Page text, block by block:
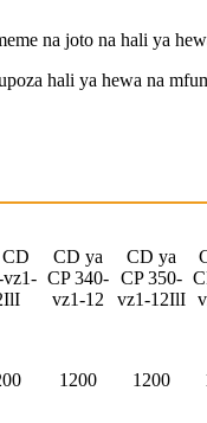
na joto na hali ya
hali ya hewa na
CD
CD ya
CP 340-
vz1-12
CD ya
CP 350-
vz1-12IlI
1200 1200